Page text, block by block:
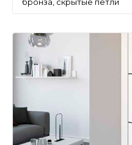
бронза, скрытые петли